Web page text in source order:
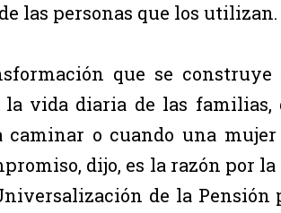
las personas que los utilizan.
que se construye
vida diaria de las familias,
o cuando una mujer
dijo, es la razón por la
de la Pensión